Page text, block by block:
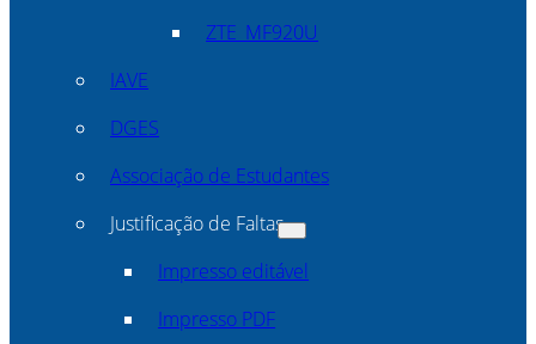
ZTE_MF920U
IAVE
DGES
Associação de Estudantes
Justificação de Faltas
Impresso editável
Impresso PDF